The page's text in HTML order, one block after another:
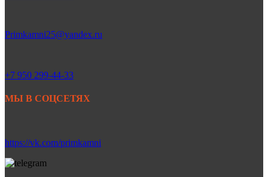
Primkamni25@yandex.ru
+7 950 299-44-33
МЫ В СОЦСЕТЯХ
https://vk.com/primkamni